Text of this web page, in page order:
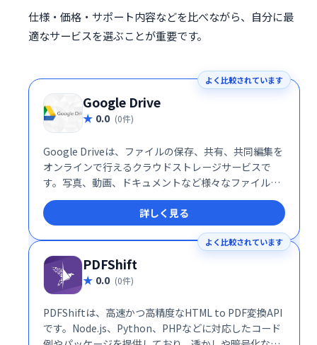
仕様・価格・サポート内容などを比べながら、自分に最
適なサービスを選ぶことが重要です。
よく比較されています
Google Drive
0.0 (0件)
Google Driveは、ファイルの保存、共有、共同編集を
オンラインで行えるクラウドストレージサービスで
す。写真、動画、ドキュメントなど様々なファイルを
安全に保管し、PCやスマホなど複数のデバイスからア
クセス可能です。チームでの共同作業もスムーズに行
え、ビジネスから個人利用まで幅広く活用できます。
詳しく見る
よく比較されています
PDFShift
0.0 (0件)
PDFShiftは、高速かつ高精度なHTML to PDF変換API
です。Node.js、Python、PHPなどに対応したコード